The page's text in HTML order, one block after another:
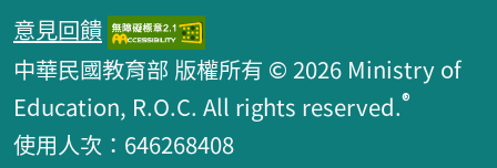
意見回饋
中華民國教育部 版權所有 © 2026 Ministry of
Education, R.O.C. All rights reserved.®
使用人次：646268408